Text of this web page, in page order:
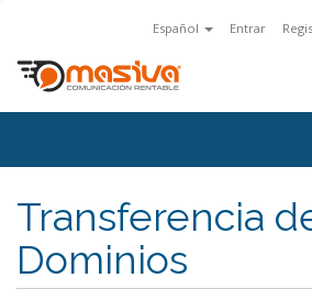
Español Entrar
Transferencia
Dominios